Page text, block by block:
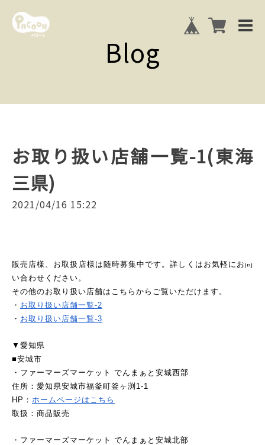
Blog
お取り扱い店舗一覧-1(東海
三県)
2021/04/16 15:22
販売店様、お取扱店様は随時募集中です。詳しくはお気軽にお問
い合わせください。
その他のお取り扱い店舗はこちらからご覧いただけます。
・ お取り扱い店舗一覧-2
・ お取り扱い店舗一覧-3
▼愛知県
■安城市
・ファーマーズマーケット でんまぁと安城西部
住所：愛知県安城市福釜町釜ヶ渕1-1
HP： ホームページはこちら
取扱：商品販売
・ファーマーズマーケット でんまぁと安城北部